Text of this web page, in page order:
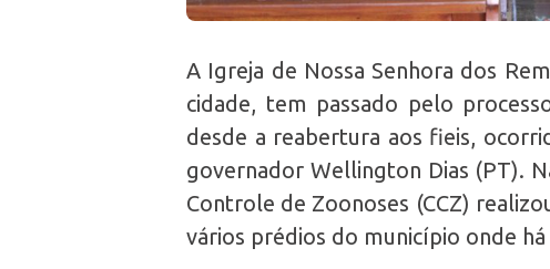
A Igreja de Nossa Senhora dos
cidade, tem passado pelo
desde a reabertura aos fieis,
governador Wellington Dias (PT).
Controle de Zoonoses (CCZ)
vários prédios do município onde